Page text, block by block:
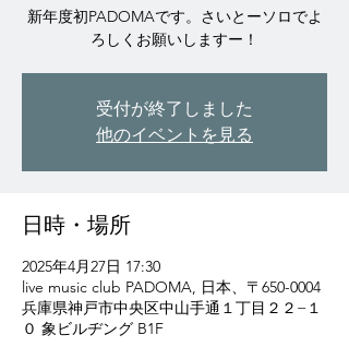
新年度初PADOMAです。さいとーソロでよ
ろしくお願いしますー！
受付が終了しました
他のイベントを見る
日時・場所
2025年4月27日 17:30
live music club PADOMA, 日本、〒650-0004
兵庫県神戸市中央区中山手通１丁目２２−１
０ 象ビルヂング B1F